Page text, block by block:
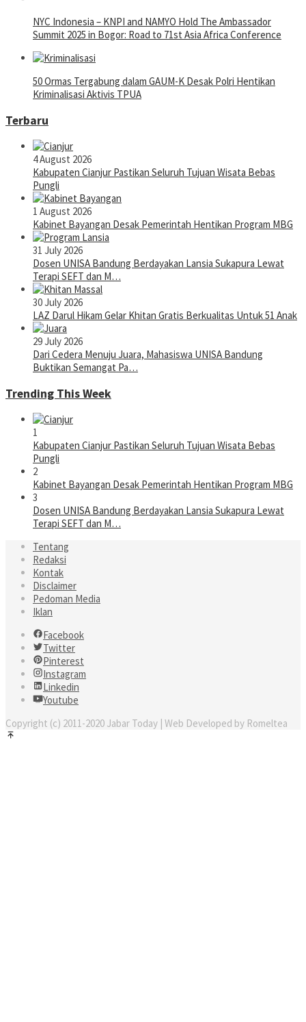
NYC Indonesia – KNPI and NAMYO Hold The Ambassador
Summit 2025 in Bogor: Road to 71st Asia Africa Conference
50 Ormas Tergabung dalam GAUM-K Desak Polri Hentikan
Kriminalisasi Aktivis TPUA
Terbaru
4 August 2026
Kabupaten Cianjur Pastikan Seluruh Tujuan Wisata Bebas
Pungli
1 August 2026
Kabinet Bayangan Desak Pemerintah Hentikan Program MBG
31 July 2026
Dosen UNISA Bandung Berdayakan Lansia Sukapura Lewat
Terapi SEFT dan M…
30 July 2026
LAZ Darul Hikam Gelar Khitan Gratis Berkualitas Untuk 51 Anak
29 July 2026
Dari Cedera Menuju Juara, Mahasiswa UNISA Bandung
Buktikan Semangat Pa…
Trending This Week
1
Kabupaten Cianjur Pastikan Seluruh Tujuan Wisata Bebas
Pungli
2
Kabinet Bayangan Desak Pemerintah Hentikan Program MBG
3
Dosen UNISA Bandung Berdayakan Lansia Sukapura Lewat
Terapi SEFT dan M…
Tentang
Redaksi
Kontak
Disclaimer
Pedoman Media
Iklan
Facebook
Twitter
Pinterest
Instagram
Linkedin
Youtube
Copyright (c) 2011-2020 Jabar Today | Web Developed by Romeltea